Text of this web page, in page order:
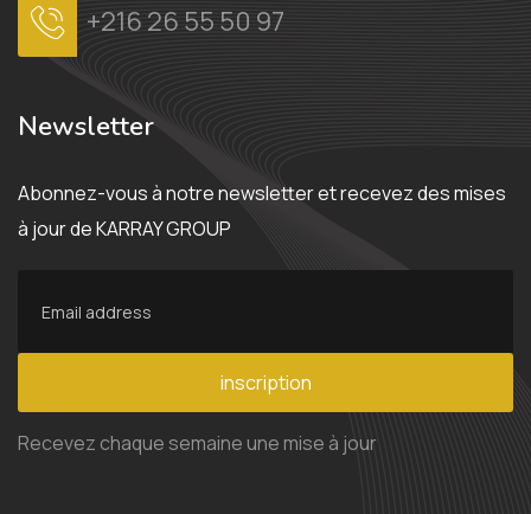
+216 26 55 50 97
Newsletter
Abonnez-vous à notre newsletter et recevez des mises
à jour de KARRAY GROUP
inscription
Recevez chaque semaine une mise à jour